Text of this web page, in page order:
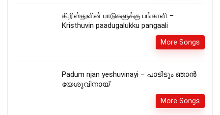
கிறிஸ்துவின் பாடுகளுக்கு பங்காளி –
Kristhuvin paadugalukku pangaali
More Songs
Padum njan yeshuvinayi – പാടിടും ഞാൻ
യേശുവിനായ്
More Songs